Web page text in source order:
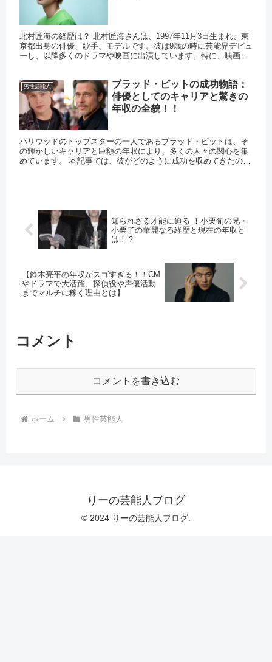
北村匠海の経歴は？ 北村匠海さんは、1997年11月3日生まれ、東
京都出身の俳優、歌手、モデルです。彼は9歳の時に芸能界デビュ
ーし、以降多くのドラマや映画に出演しています。特に、映画
男性芸能人
ブラッド・ピットの成功物語：
俳優としてのキャリアと驚きの
年収の全貌！！
ハリウッドのトップスターの一人であるブラッド・ピットは、そ
の輝かしいキャリアと巨額の年収により、多くの人々の関心を集
めています。 本記事では、彼がどのように成功を収めてきたの
知られざる才能に迫る ！小栗旬の兄・
小栗了の華麗なる経歴と現在の年収と
は！？
【鈴木亮平の年収がスゴすぎる！！CM
やドラマで大活躍、探偵役や声優活動
までマルチに稼ぐ理由とは】
コメント
コメントを書き込む
ホーム 男性芸能人
りーの芸能人ブログ
© 2024 りーの芸能人ブログ.